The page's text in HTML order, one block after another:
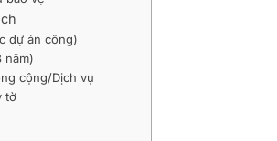
dự án công)
năm)
cộng/Dịch vụ
tờ